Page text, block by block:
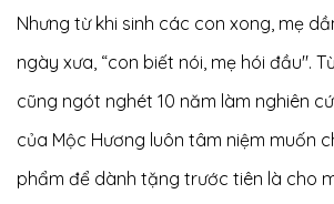
Nhưng từ khi sinh các con xong, mẹ
ngày xưa, “con biết nói, mẹ hói đầu".
cũng ngót nghét 10 năm làm nghiên
của Mộc Hương luôn tâm niệm muốn
phẩm để dành tặng trước tiên là cho